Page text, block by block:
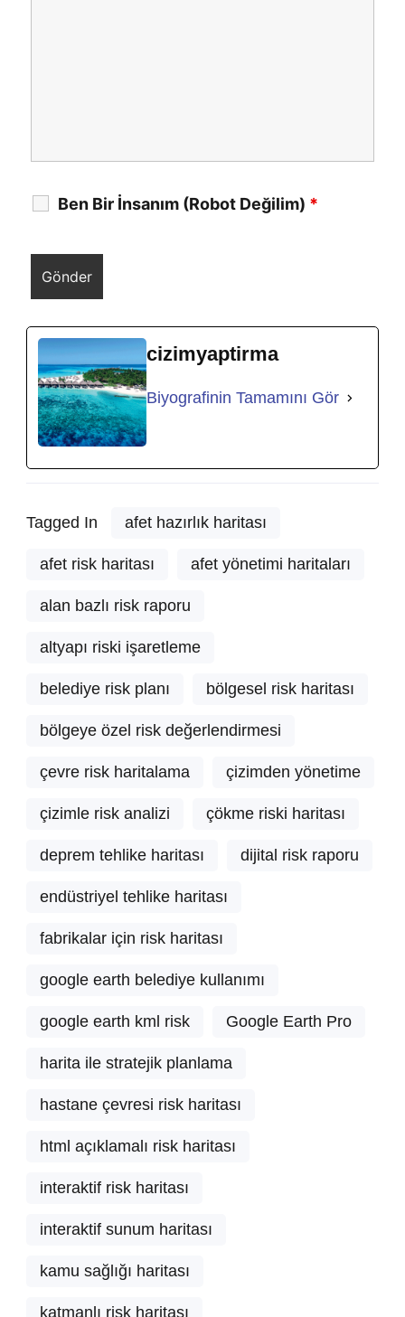
Ben Bir İnsanım (Robot Değilim) *
cizimyaptirma
Biyografinin Tamamını Gör
Tagged In afet hazırlık haritası
afet risk haritası afet yönetimi haritaları
alan bazlı risk raporu
altyapı riski işaretleme
belediye risk planı bölgesel risk haritası
bölgeye özel risk değerlendirmesi
çevre risk haritalama çizimden yönetime
çizimle risk analizi çökme riski haritası
deprem tehlike haritası dijital risk raporu
endüstriyel tehlike haritası
fabrikalar için risk haritası
google earth belediye kullanımı
google earth kml risk Google Earth Pro
harita ile stratejik planlama
hastane çevresi risk haritası
html açıklamalı risk haritası
interaktif risk haritası
interaktif sunum haritası
kamu sağlığı haritası
katmanlı risk haritası